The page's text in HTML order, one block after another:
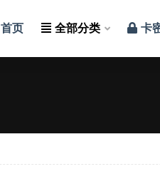
首页 全部分类 卡